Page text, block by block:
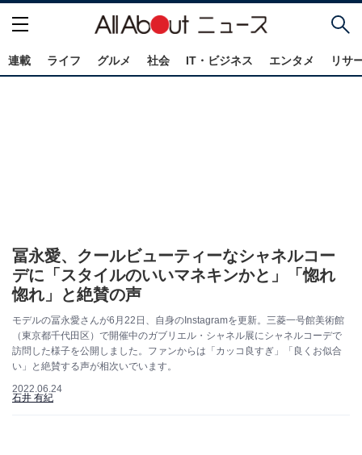
連載 ライフ グルメ 社会 IT・ビジネス エンタメ リサ
冨永愛、クールビューティーなシャネルコー
デに「スタイルのいいマネキンかと」「惚れ
惚れ」と絶賛の声
モデルの冨永愛さんが6月22日、自身のInstagramを更新。三菱一号館美術館
（東京都千代田区）で開催中のガブリエル・シャネル展にシャネルコーデで
訪問した様子を公開しました。ファンからは「カッコ良すぎ」「良くお似合
い」と絶賛する声が相次いでいます。
2022.06.24
石井 有紀